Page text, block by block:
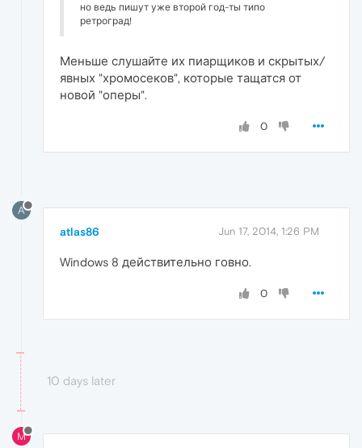
но ведь пишут уже второй год-ты типо
ретроград!
Меньше слушайте их пиарщиков и скрытых/
явных "хромосеков", которые тащатся от
новой "оперы".
0
A
atlas86 Jun 17, 2014, 1:26 PM
Windows 8 действительно говно.
0
10 days later
M